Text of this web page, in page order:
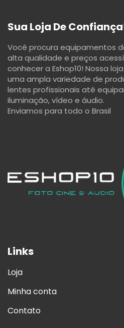
Sua Loja De
Você procura equipamentos
alta qualidade e preços
conhecer a Eshop10! Nossa
uma ampla variedade de
lentes profissionais até
iluminação, vídeo e áudio.
Enviamos para todo o Brasil
Links
Loja
Minha conta
Contato